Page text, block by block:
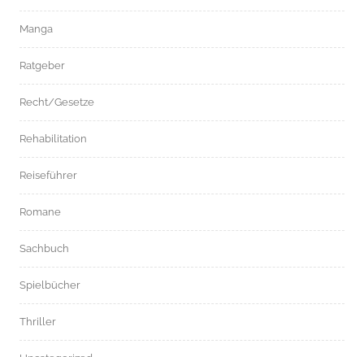
Manga
Ratgeber
Recht/Gesetze
Rehabilitation
Reiseführer
Romane
Sachbuch
Spielbücher
Thriller